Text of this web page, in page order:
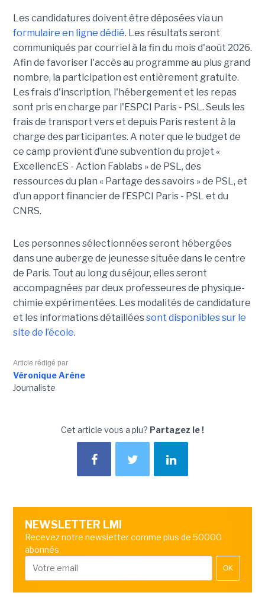
Les candidatures doivent être déposées via un
formulaire en ligne dédié. Les résultats seront
communiqués par courriel à la fin du mois d'août 2026.
Afin de favoriser l'accès au programme au plus grand
nombre, la participation est entièrement gratuite.
Les frais d'inscription, l'hébergement et les repas
sont pris en charge par l'ESPCI Paris - PSL. Seuls les
frais de transport vers et depuis Paris restent à la
charge des participantes. A noter que le budget de
ce camp provient d’une subvention du projet «
ExcellencES - Action Fablabs » de PSL, des
ressources du plan « Partage des savoirs » de PSL, et
d’un apport financier de l’ESPCI Paris - PSL et du
CNRS.
Les personnes sélectionnées seront hébergées
dans une auberge de jeunesse située dans le centre
de Paris. Tout au long du séjour, elles seront
accompagnées par deux professeures de physique-
chimie expérimentées. Les modalités de candidature
et les informations détailléessont disponibles sur le
site de l’école.
Article rédigé par
Véronique Arène
Journaliste
Cet article vous a plu? Partagez le !
NEWSLETTER LMI
Recevez notre newsletter comme plus de 50000
abonnés
OK